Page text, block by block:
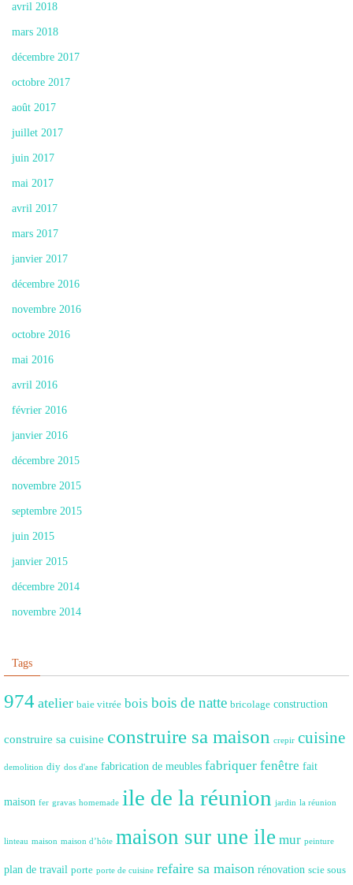
avril 2018
mars 2018
décembre 2017
octobre 2017
août 2017
juillet 2017
juin 2017
mai 2017
avril 2017
mars 2017
janvier 2017
décembre 2016
novembre 2016
octobre 2016
mai 2016
avril 2016
février 2016
janvier 2016
décembre 2015
novembre 2015
septembre 2015
juin 2015
janvier 2015
décembre 2014
novembre 2014
Tags
974 atelier baie vitrée bois bois de natte bricolage construction
construire sa cuisine construire sa maison crepir cuisine
demolition diy dos d'ane fabrication de meubles fabriquer fenêtre fait
maison fer gravas homemade ile de la réunion jardin la réunion
linteau maison maison d’hôte maison sur une ile mur peinture
plan de travail porte porte de cuisine refaire sa maison rénovation scie sous